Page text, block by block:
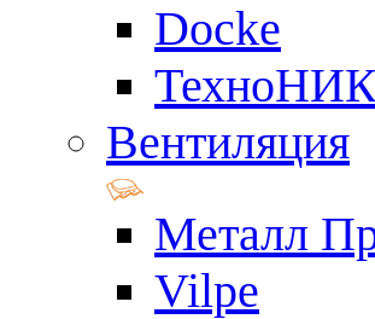
Docke
Вентиляция
Металл
Vilpe